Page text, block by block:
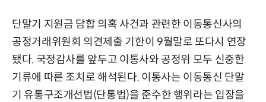
단말기 지원금 담합 의혹 사건과 관련한 이동통신사의
공정거래위원회 의견제출 기한이 9월말로 또다시 연장
됐다. 국정감사를 앞두고 이통사와 공정위 모두 신중한
기류에 따른 조치로 해석된다. 이통사는 이동통신 단말
기 유통구조개선법(단통법)을 준수한 행위라는 입장을